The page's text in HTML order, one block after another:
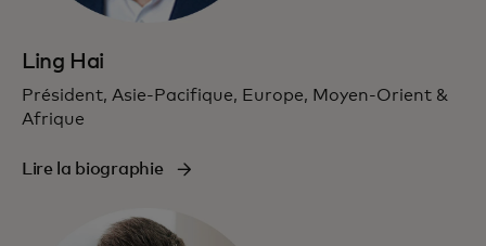
Ling Hai
Président, Asie-Pacifique, Europe, Moyen-Orient &
Afrique
Lire la biographie